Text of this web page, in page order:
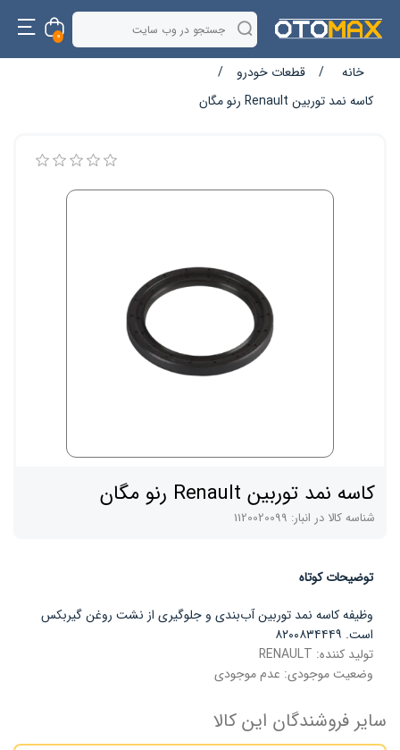
0
خانه / قطعات خودرو
/
کاسه نمد توربین Renault رنو مگان
کاسه نمد توربین Renault رنو مگان
شناسه کالا در انبار: 1120020099
توضیحات کوتاه
وظیفه کاسه نمد توربین آب‌بندی و جلوگیری از نشت روغن گیربکس
است. ۸۲۰۰۸۳۴۴۴۹
تولید کننده: RENAULT
وضعیت موجودی: عدم موجودی
سایر فروشندگان این کالا